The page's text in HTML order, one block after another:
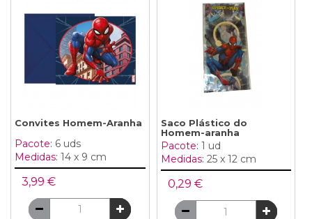
Convites Homem-Aranha
Pacote: 6 uds
Medidas: 14 x 9 cm
3,99 €
Saco Plástico do
Homem-aranha
Pacote: 1 ud
Medidas: 25 x 12 cm
0,29 €